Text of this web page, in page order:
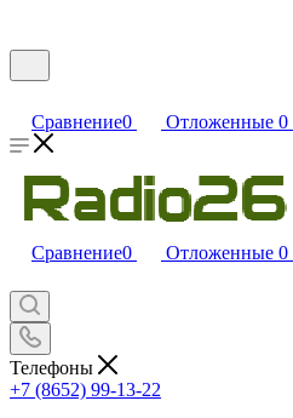
Сравнение0 Отложенные 0
Сравнение0 Отложенные 0
Телефоны
+7 (8652) 99-13-22